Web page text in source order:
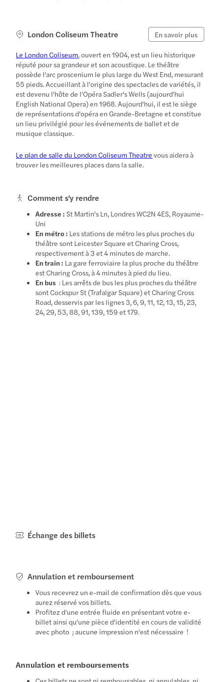
London Coliseum Theatre En savoir plus
Le London Coliseum, ouvert en 1904, est un lieu historique
réputé pour sa grandeur et son acoustique. Le théâtre
possède l'arc proscenium le plus large du West End, mesurant
55 pieds. Accueillant à l'origine des spectacles de variétés, il
est devenu l'hôte de l'Opéra Sadler's Wells (aujourd'hui
English National Opera) en 1968. Aujourd'hui, il est le siège
de représentations d'opéra en Grande-Bretagne et constitue
un lieu privilégié pour les événements de ballet et de
musique classique.
Le plan de salle du London Coliseum Theatre vous aidera à
trouver les meilleures places dans la salle.
Comment s'y rendre
Adresse : St Martin's Ln, Londres WC2N 4ES, Royaume-
Uni
En métro : Les stations de métro les plus proches du
théâtre sont Leicester Square et Charing Cross,
respectivement à 3 et 4 minutes de marche.
En train : La gare ferroviaire la plus proche du théâtre
est Charing Cross, à 4 minutes à pied du lieu.
En bus : Les arrêts de bus les plus proches du théâtre
sont Cockspur St (Trafalgar Square) et Charing Cross
Road, desservis par les lignes 3, 6, 9, 11, 12, 13, 15, 23,
24, 29, 53, 88, 91, 139, 159 et 179.
Échange des billets
Annulation et remboursement
Vous recevrez un e-mail de confirmation dès que vous
aurez réservé vos billets.
Profitez d'une entrée fluide en présentant votre e-
billet ainsi qu'une pièce d'identité en cours de validité
avec photo ; aucune impression n'est nécessaire !
Annulation et remboursements